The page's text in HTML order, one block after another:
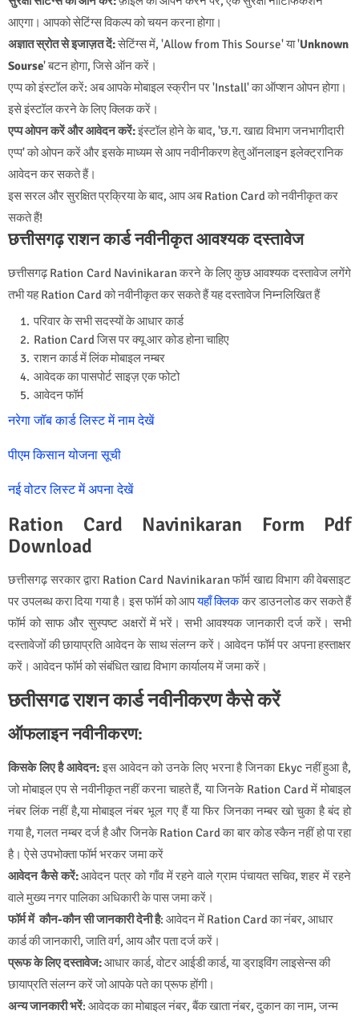
आएगा। आपको सेटिंग्स विकल्प को चयन करना होगा।
अज्ञात स्रोत से इजाज़त दें:सेटिंग्स में, 'Allow from This Sourse' या 'Unknown
Sourse' बटन होगा, जिसे ऑन करें।
एप्प को इंस्टॉल करें: अब आपके मोबाइल स्क्रीन पर 'Install' का ऑप्शन ओपन होगा।
इसे इंस्टॉल करने के लिए क्लिक करें।
एप्प ओपन करें और आवेदन करें:इंस्टॉल होने के बाद, 'छ.ग. खाद्य विभाग जनभागीदारी
एप्प' को ओपन करें और इसके माध्यम से आप नवीनीकरण हेतु ऑनलाइन इलेक्ट्रानिक
आवेदन कर सकते हैं।
इस सरल और सुरक्षित प्रक्रिया के बाद, आप अब Ration Card को नवीनीकृत कर
सकते हैं!
छत्तीसगढ़ राशन कार्ड नवीनीकृत आवश्यक दस्तावेज
छत्तीसगढ़ Ration Card Navinikaran करने के लिए कुछ आवश्यक दस्तावेज लगेंगे
तभी यह Ration Card को नवीनीकृत कर सकते हैं यह दस्तावेज निम्नलिखित हैं
परिवार के सभी सदस्यों के आधार कार्ड
Ration Card जिस पर क्यू आर कोड होना चाहिए
राशन कार्ड में लिंक मोबाइल नम्बर
आवेदक का पासपोर्ट साइज़ एक फोटो
आवेदन फॉर्म
नरेगा जॉब कार्ड लिस्ट में नाम देखें
पीएम किसान योजना सूची
नई वोटर लिस्ट में अपना देखें
Ration Card Navinikaran Form Pdf
Download
छत्तीसगढ़ सरकार द्वारा Ration Card Navinikaran फॉर्म खाद्य विभाग की वेबसाइट
पर उपलब्ध करा दिया गया है। इस फॉर्म को आपयहाँ क्लिककर डाउनलोड कर सकते हैं
फॉर्म को साफ और सुस्पष्ट अक्षरों में भरें। सभी आवश्यक जानकारी दर्ज करें। सभी
दस्तावेजों की छायाप्रति आवेदन के साथ संलग्न करें। आवेदन फॉर्म पर अपना हस्ताक्षर
करें। आवेदन फॉर्म को संबंधित खाद्य विभाग कार्यालय में जमा करें।
छतीसगढ राशन कार्ड नवीनीकरण कैसे करें
ऑफलाइन नवीनीकरण:
किसके लिए है आवेदन:इस आवेदन को उनके लिए भरना है जिनका Ekyc नहीं हुआ है,
जो मोबाइल एप से नवीनीकृत नहीं करना चाहते हैं, या जिनके Ration Card में मोबाइल
नंबर लिंक नहीं है,या मोबाइल नंबर भूल गए हैं या फिर जिनका नम्बर खो चुका है बंद हो
गया है, गलत नम्बर दर्ज है और जिनके Ration Card का बार कोड स्कैन नहीं हो पा रहा
है। ऐसे उपभोक्ता फॉर्म भरकर जमा करें
आवेदन कैसे करें:आवेदन पत्र को गाँव में रहने वाले ग्राम पंचायत सचिव, शहर में रहने
वाले मुख्य नगर पालिका अधिकारी के पास जमा करें।
फॉर्म में कौन-कौन सी जानकारी देनी है: आवेदन में Ration Card का नंबर, आधार
कार्ड की जानकारी, जाति वर्ग, आय और पता दर्ज करें।
प्रूफ के लिए दस्तावेज:आधार कार्ड, वोटर आईडी कार्ड, या ड्राइविंग लाइसेन्स की
छायाप्रति संलग्‍न करें जो आपके पते का प्रूफ होंगी।
अन्य जानकारी भरें: आवेदक का मोबाइल नंबर, बैंक खाता नंबर, दुकान का नाम, जन्म